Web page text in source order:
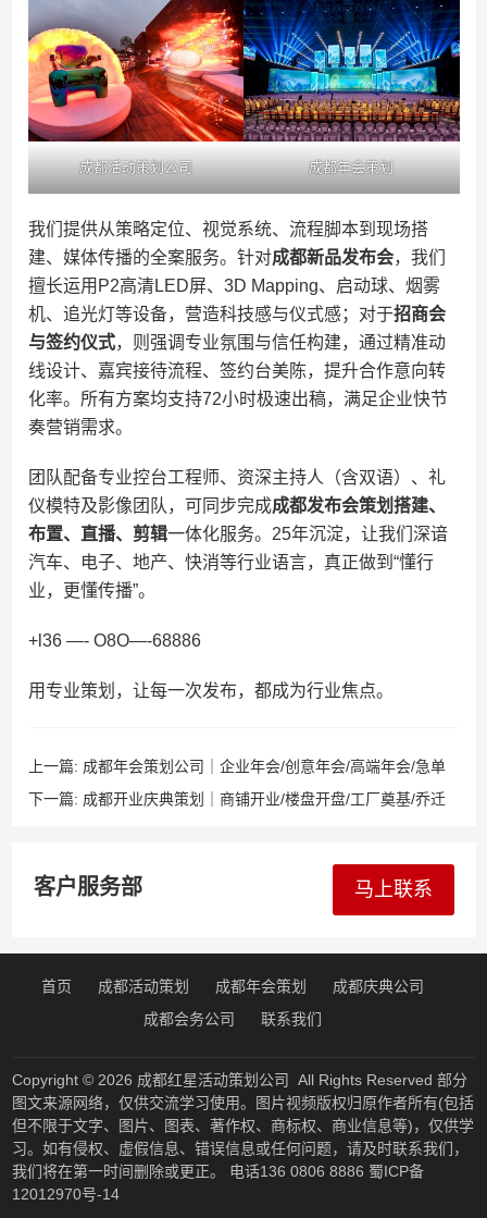
成都活动策划公司 成都年会策划
我们提供从策略定位、视觉系统、流程脚本到现场搭
建、媒体传播的全案服务。针对成都新品发布会，我们
擅长运用P2高清LED屏、3D Mapping、启动球、烟雾
机、追光灯等设备，营造科技感与仪式感；对于招商会
与签约仪式，则强调专业氛围与信任构建，通过精准动
线设计、嘉宾接待流程、签约台美陈，提升合作意向转
化率。所有方案均支持72小时极速出稿，满足企业快节
奏营销需求。
团队配备专业控台工程师、资深主持人（含双语）、礼
仪模特及影像团队，可同步完成成都发布会策划搭建、
布置、直播、剪辑一体化服务。25年沉淀，让我们深谙
汽车、电子、地产、快消等行业语言，真正做到“懂行
业，更懂传播”。
+l36 —- O8O—-68886
用专业策划，让每一次发布，都成为行业焦点。
上一篇: 成都年会策划公司｜企业年会/创意年会/高端年会/急单
年会｜覆盖温江新都双流郫都简阳眉山德阳全川
下一篇: 成都开业庆典策划｜商铺开业/楼盘开盘/工厂奠基/乔迁
客户服务部 马上联系
首页 成都活动策划 成都年会策划
成都庆典公司
成都会务公司
联系我们
Copyright © 2026 成都红星活动策划公司 All Rights Reserved 部分
图文来源网络，仅供交流学习使用。图片视频版权归原作者所有(包括
但不限于文字、图片、图表、著作权、商标权、商业信息等)，仅供学
习。如有侵权、虚假信息、错误信息或任何问题，请及时联系我们，
我们将在第一时间删除或更正。 电话136 0806 8886 蜀ICP备
12012970号-14